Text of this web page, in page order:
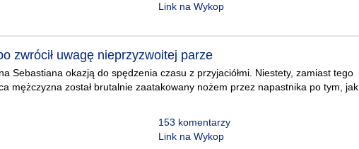
Link na Wykop
zwrócił uwagę nieprzyzwoitej parze
Sebastiana okazją do spędzenia czasu z przyjaciółmi. Niestety, zamiast tego
mężczyzna został brutalnie zaatakowany nożem przez napastnika po tym, jak
153 komentarzy
Link na Wykop